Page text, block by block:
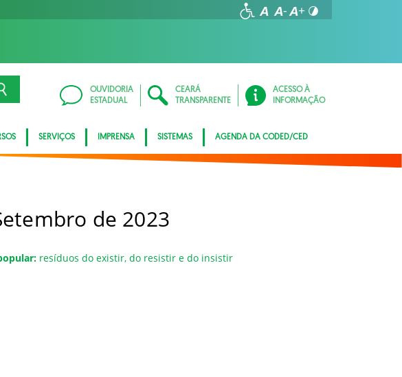
OUVIDORIA
ESTADUAL
CEARÁ
TRANSPARENTE
ACESSO À
INFORMAÇÃO
SERVIÇOS IMPRENSA SISTEMAS AGENDA DA CODED/CED
de 2023
resíduos do existir, do resistir e do insistir